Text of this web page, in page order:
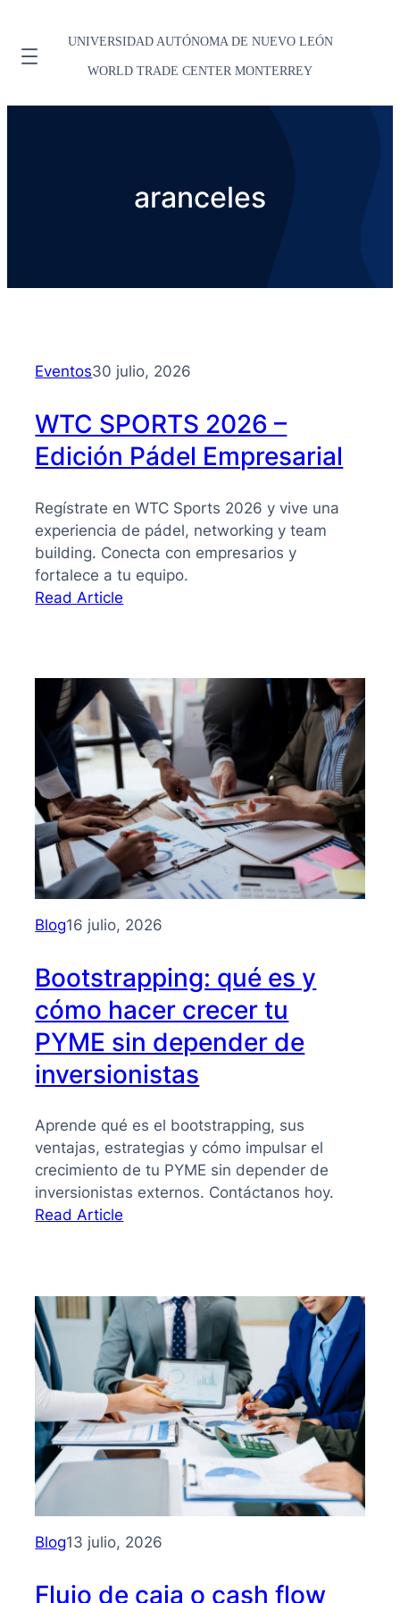
UNIVERSIDAD AUTÓNOMA DE NUEVO LEÓN
WORLD TRADE CENTER MONTERREY
aranceles
Eventos30 julio, 2026
WTC SPORTS 2026 –
Edición Pádel Empresarial
Regístrate en WTC Sports 2026 y vive una
experiencia de pádel, networking y team
building. Conecta con empresarios y
fortalece a tu equipo.
Read Article
–
Edición
Pádel
Empresarial
Blog16 julio, 2026
Bootstrapping: qué es y
cómo hacer crecer tu
PYME sin depender de
inversionistas
Aprende qué es el bootstrapping, sus
ventajas, estrategias y cómo impulsar el
crecimiento de tu PYME sin depender de
inversionistas externos. Contáctanos hoy.
Read Article
y
cómo
hacer
crecer
tu
PYME
sin
depender
inversionistas
Blog13 julio, 2026
Flujo de caja o cash flow